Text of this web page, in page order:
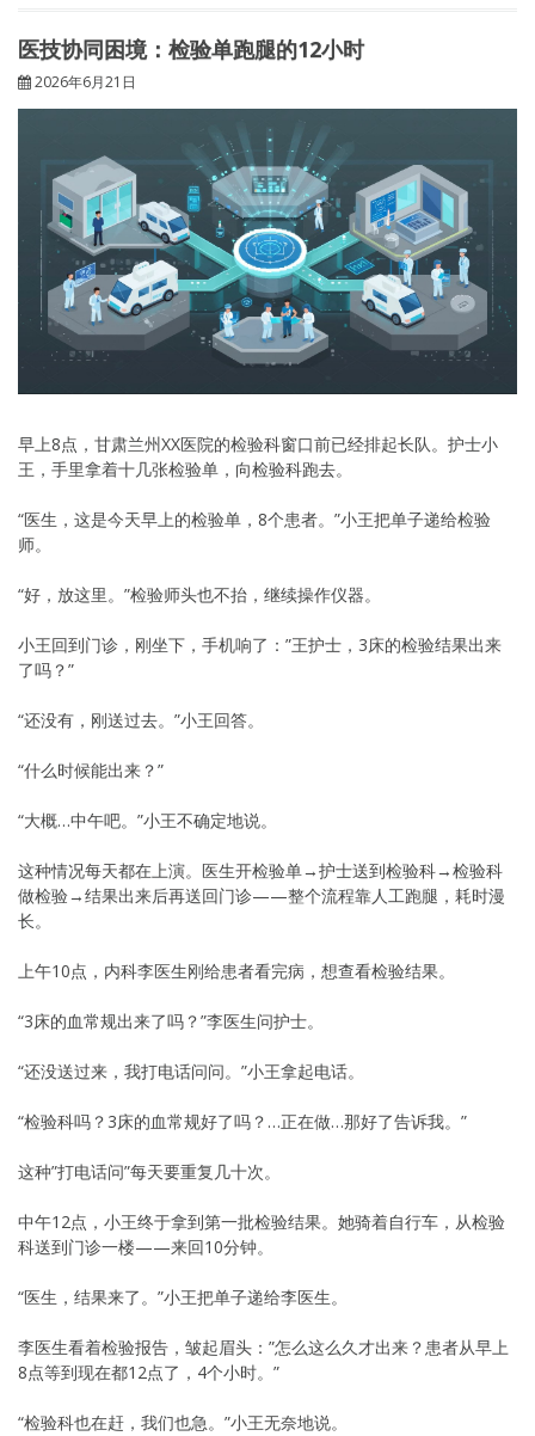
医技协同困境：检验单跑腿的12小时
2026年6月21日
早上8点，甘肃兰州XX医院的检验科窗口前已经排起长队。护士小
王，手里拿着十几张检验单，向检验科跑去。
“医生，这是今天早上的检验单，8个患者。”小王把单子递给检验
师。
“好，放这里。”检验师头也不抬，继续操作仪器。
小王回到门诊，刚坐下，手机响了：”王护士，3床的检验结果出来
了吗？”
“还没有，刚送过去。”小王回答。
“什么时候能出来？”
“大概…中午吧。”小王不确定地说。
这种情况每天都在上演。医生开检验单→护士送到检验科→检验科
做检验→结果出来后再送回门诊——整个流程靠人工跑腿，耗时漫
长。
上午10点，内科李医生刚给患者看完病，想查看检验结果。
“3床的血常规出来了吗？”李医生问护士。
“还没送过来，我打电话问问。”小王拿起电话。
“检验科吗？3床的血常规好了吗？…正在做…那好了告诉我。”
这种”打电话问”每天要重复几十次。
中午12点，小王终于拿到第一批检验结果。她骑着自行车，从检验
科送到门诊一楼——来回10分钟。
“医生，结果来了。”小王把单子递给李医生。
李医生看着检验报告，皱起眉头：”怎么这么久才出来？患者从早上
8点等到现在都12点了，4个小时。”
“检验科也在赶，我们也急。”小王无奈地说。